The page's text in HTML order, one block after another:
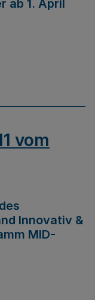
ab 1. April
vom
Innovativ &
MID-